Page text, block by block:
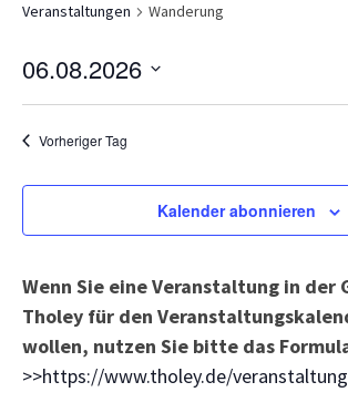
Veranstaltungen Wanderung
06.08.2026
Datum
wählen.
Vorheriger Tag
Kalender abonnieren
Wenn Sie eine Veranstaltung in der
Tholey für den
wollen, nutzen Sie bitte das
>>https://www.tholey.de/